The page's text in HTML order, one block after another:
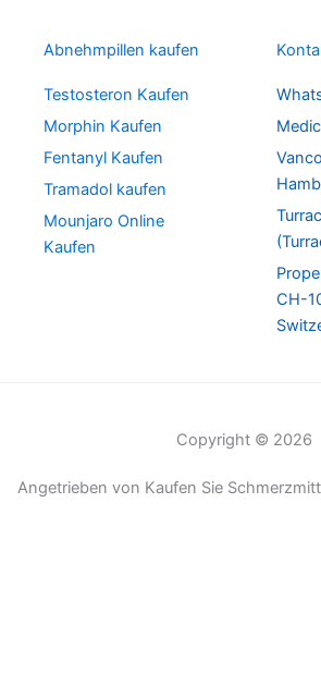
Abnehmpillen kaufen
Testosteron Kaufen
Morphin Kaufen
Fentanyl Kaufen
Tramadol kaufen
Mounjaro Online
Kaufen
CH-
Copyright © 2026
Angetrieben von Kaufen Sie